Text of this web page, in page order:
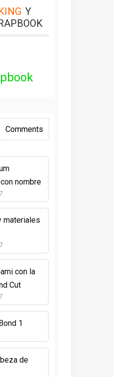
Y
Comments
nombre
materiales
con la
Cut
1
de